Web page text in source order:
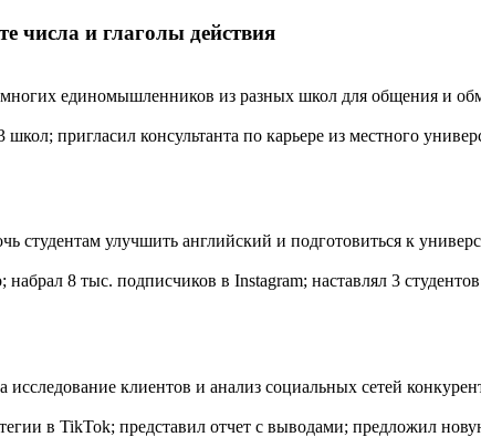
числа и глаголы действия
многих единомышленников из разных школ для общения и
пригласил консультанта по карьере из местного
студентам улучшить английский и подготовиться к
8 тыс. подписчиков в Instagram; наставлял 3
клиентов и анализ социальных сетей
в TikTok; представил отчет с выводами; предложил